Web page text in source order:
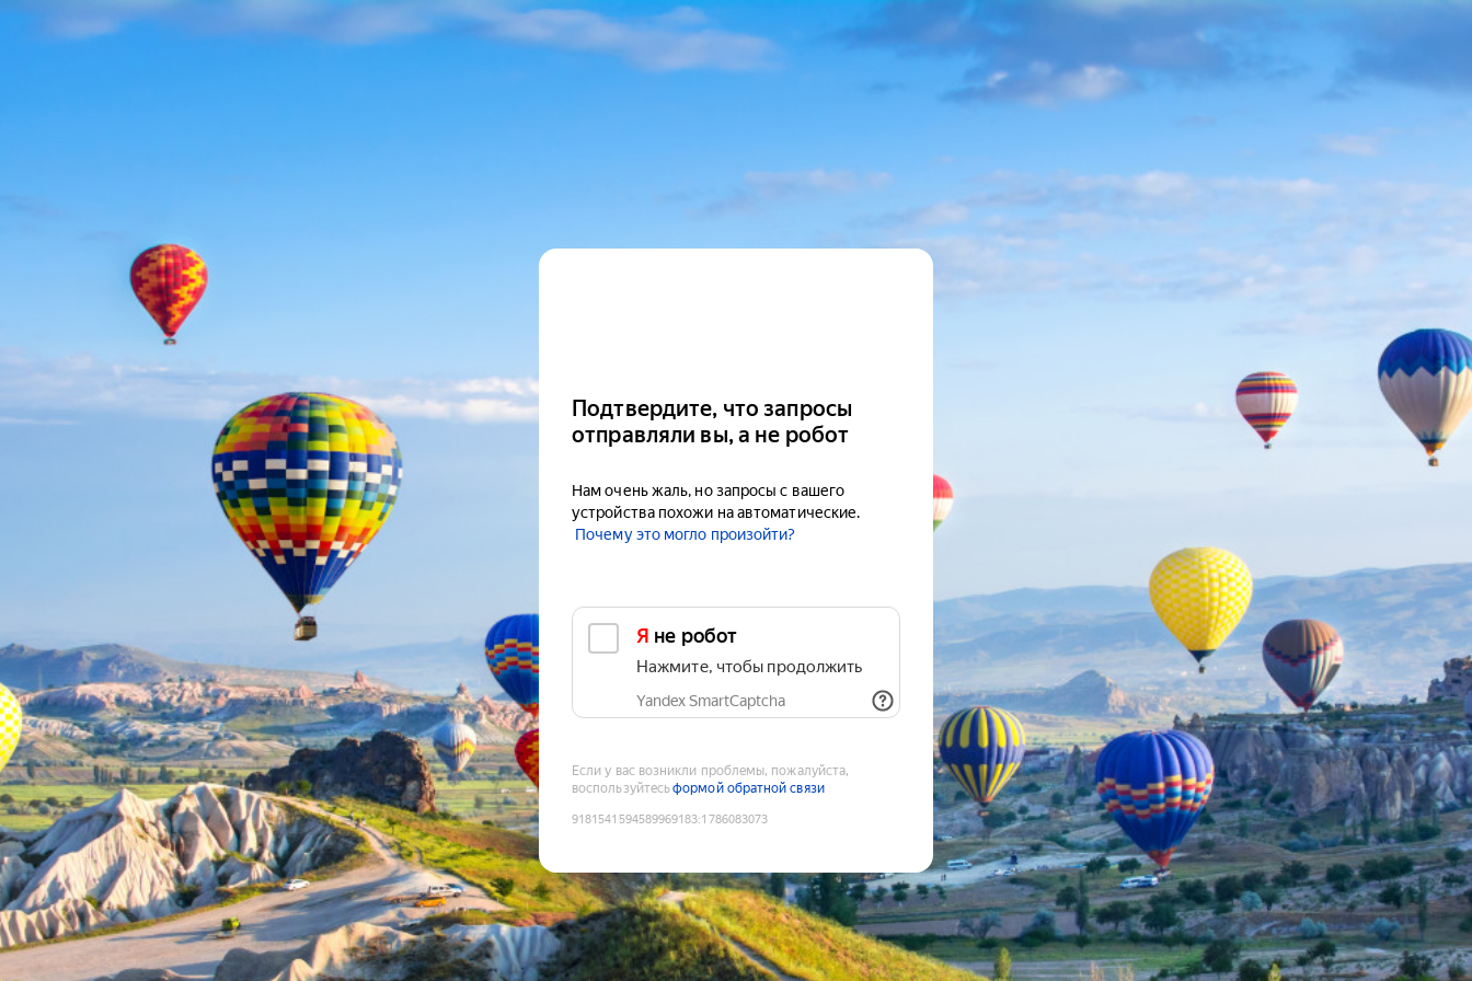
Подтвердите, что запросы
отправляли вы, а не робот
Нам очень жаль, но запросы с вашего
устройства похожи на автоматические.
Почему это могло произойти?
Я не робот
Нажмите, чтобы продолжить
Yandex SmartCaptcha
Если у вас возникли проблемы, пожалуйста,
воспользуйтесьформой обратной связи
9181541594589969183:1786083073